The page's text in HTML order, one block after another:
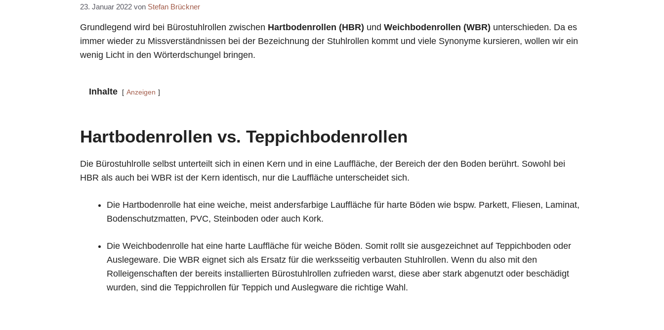
23. Januar 2022 von Stefan Brückner
Grundlegend wird bei Bürostuhlrollen zwischen Hartbodenrollen (HBR) und Weichbodenrollen (WBR) unterschieden. Da es
immer wieder zu Missverständnissen bei der Bezeichnung der Stuhlrollen kommt und viele Synonyme kursieren, wollen wir ein
wenig Licht in den Wörterdschungel bringen.
Inhalte Anzeigen
Hartbodenrollen vs. Teppichbodenrollen
Die Bürostuhlrolle selbst unterteilt sich in einen Kern und in eine Lauffläche, der Bereich der den Boden berührt. Sowohl bei
HBR als auch bei WBR ist der Kern identisch, nur die Lauffläche unterscheidet sich.
Die Hartbodenrolle hat eine weiche, meist andersfarbige Lauffläche für harte Böden wie bspw. Parkett, Fliesen, Laminat,
Bodenschutzmatten, PVC, Steinboden oder auch Kork.
Die Weichbodenrolle hat eine harte Lauffläche für weiche Böden. Somit rollt sie ausgezeichnet auf Teppichboden oder
Auslegeware. Die WBR eignet sich als Ersatz für die werksseitig verbauten Stuhlrollen. Wenn du also mit den
Rolleigenschaften der bereits installierten Bürostuhlrollen zufrieden warst, diese aber stark abgenutzt oder beschädigt
wurden, sind die Teppichrollen für Teppich und Auslegware die richtige Wahl.